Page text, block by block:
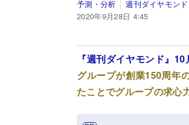
予測・分析
週刊ダイヤモン
2020年9月28日 4:45
『週刊ダイヤモンド』
グループが創業150周年
たことでグループの求心